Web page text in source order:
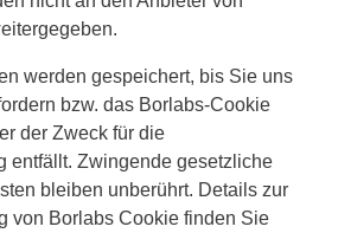
werden gespeichert, bis Sie uns
bzw. das Borlabs-Cookie
der Zweck für die
entfällt. Zwingende gesetzliche
bleiben unberührt. Details zur
von Borlabs Cookie finden Sie